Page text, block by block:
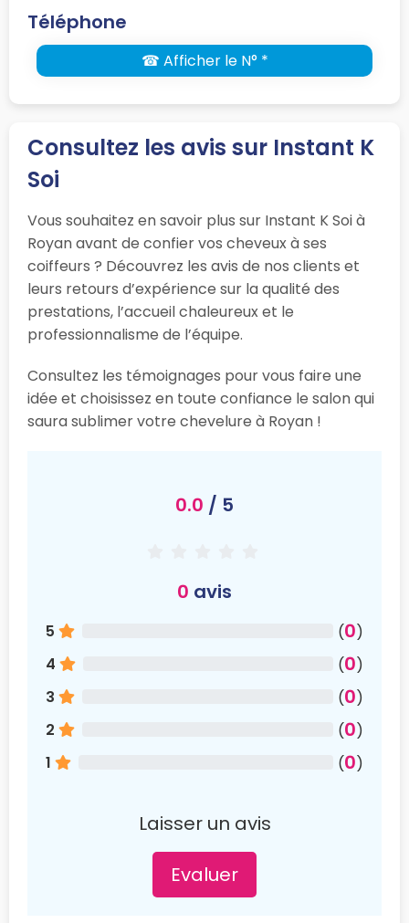
Téléphone
☎ Afficher le N° *
Consultez les avis sur Instant K
Soi
Vous souhaitez en savoir plus sur Instant K Soi à
Royan avant de confier vos cheveux à ses
coiffeurs ? Découvrez les avis de nos clients et
leurs retours d’expérience sur la qualité des
prestations, l’accueil chaleureux et le
professionnalisme de l’équipe.
Consultez les témoignages pour vous faire une
idée et choisissez en toute confiance le salon qui
saura sublimer votre chevelure à Royan !
0.0 / 5
0 avis
5 (0)
4
(0)
3
(0)
2
(0)
1
(0)
Laisser un avis
Evaluer